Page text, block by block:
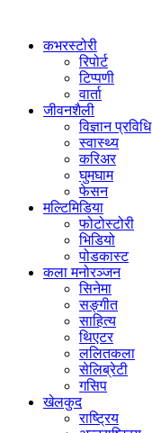
कभरस्टोरी
रिपोर्ट
टिप्पणी
वार्ता
जीवनशैली
विज्ञान प्रविधि
स्वास्थ्य
करिअर
घुमघाम
फेसन
मल्टिमिडिया
फोटोस्टोरी
भिडियो
पोडकास्ट
कला मनोरञ्जन
सिनेमा
सङ्गीत
साहित्य
थिएटर
ललितकला
सेलिब्रेटी
गसिप
खेलकुद
राष्ट्रिय